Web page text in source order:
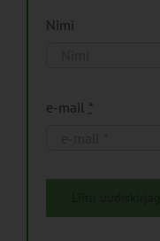
Nimi
e-mail *